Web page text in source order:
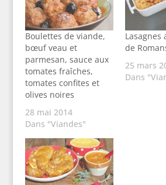
Boulettes de viande,
bœuf veau et
parmesan, sauce aux
tomates fraîches,
tomates confites et
olives noires
28 mai 2014
Dans "Viandes"
Lasagnes
de
25 mars
Dans